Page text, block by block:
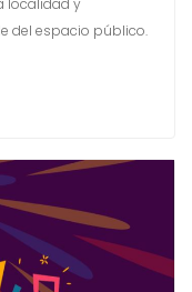
del espacio público.